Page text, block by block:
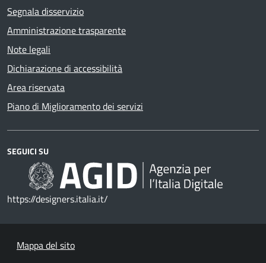
Segnala disservizio
Amministrazione trasparente
Note legali
Dichiarazione di accessibilità
Area riservata
Piano di Miglioramento dei servizi
SEGUICI SU
https://designers.italia.it/
Mappa del sito